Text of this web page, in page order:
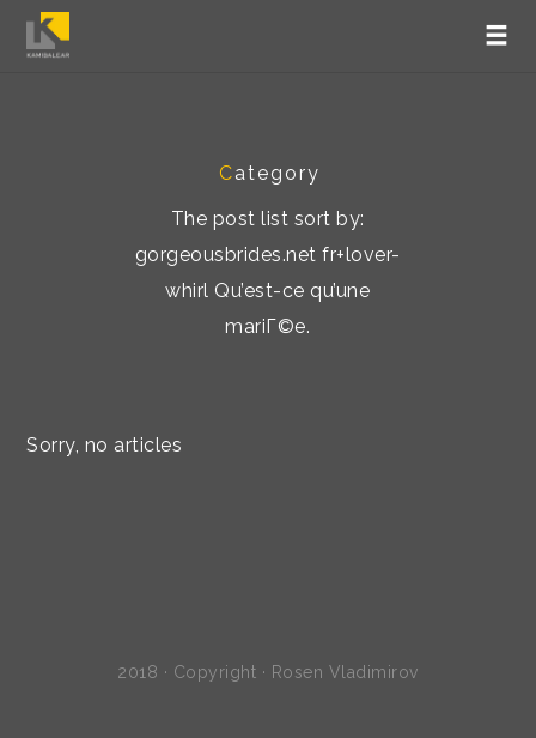
Category
The post list sort by:
gorgeousbrides.net fr+lover-
whirl Qu’est-ce qu’une
mariГ©e.
Sorry, no articles
2018 · Copyright · Rosen Vladimirov